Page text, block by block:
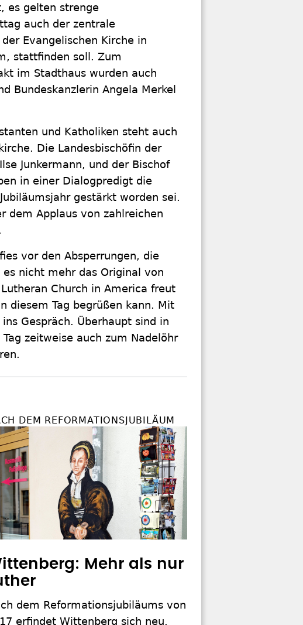
es gelten strenge
auch der zentrale
Evangelischen Kirche in
stattfinden soll. Zum
im Stadthaus wurden auch
Bundeskanzlerin Angela Merkel
und Katholiken steht auch
Die Landesbischöfin der
Junkermann, und der Bischof
in einer Dialogpredigt die
gestärkt worden sei.
dem Applaus von zahlreichen
vor den Absperrungen, die
nicht mehr das Original von
Church in America freut
diesem Tag begrüßen kann. Mit
Gespräch. Überhaupt sind in
zeitweise auch zum Nadelöhr
DEM REFORMATIONSJUBILÄUM
Mehr als nur
dem Reformationsjubiläums von
erfindet Wittenberg sich neu.